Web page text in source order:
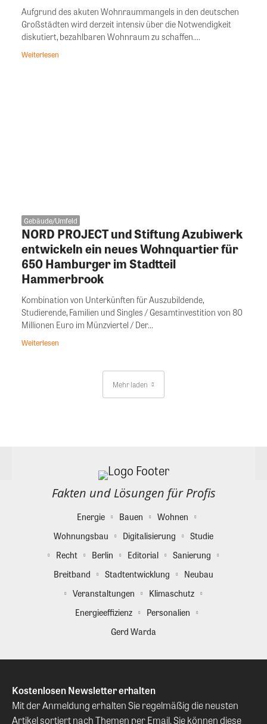
Aufgrund des akuten Wohnraummangels in den deutschen
Großstädten wird derzeit intensiv über die Notwendigkeit
diskutiert, bezahlbaren Wohnraum zu schaffen....
Weiterlesen
Gebäude/Umfeld
NORD PROJECT und Stiftung Azubiwerk
entwickeln ein neues Wohnquartier für
650 Hamburger im Stadtteil
Hammerbrook
Kombination von Unterkünften für Auszubildende,
Studierende, Familien und Singles / Gesamtinvestition von 80
Millionen Euro im Münzviertel / Der...
Weiterlesen
Mehr laden
Fakten und Lösungen für Profis
Energie Bauen
Wohnen
Wohnungsbau
Digitalisierung
Studie
Recht
Berlin Editorial
Sanierung
Breitband
Stadtentwicklung
Neubau
Veranstaltungen
Klimaschutz
Energieeffizienz
Personalien
Gerd Warda
Kostenlosen Newsletter erhalten
Mit der Anmeldung erhalten Sie regelmäßig die neusten
Artikel sortiert nach Themen per Email. Sie können diese